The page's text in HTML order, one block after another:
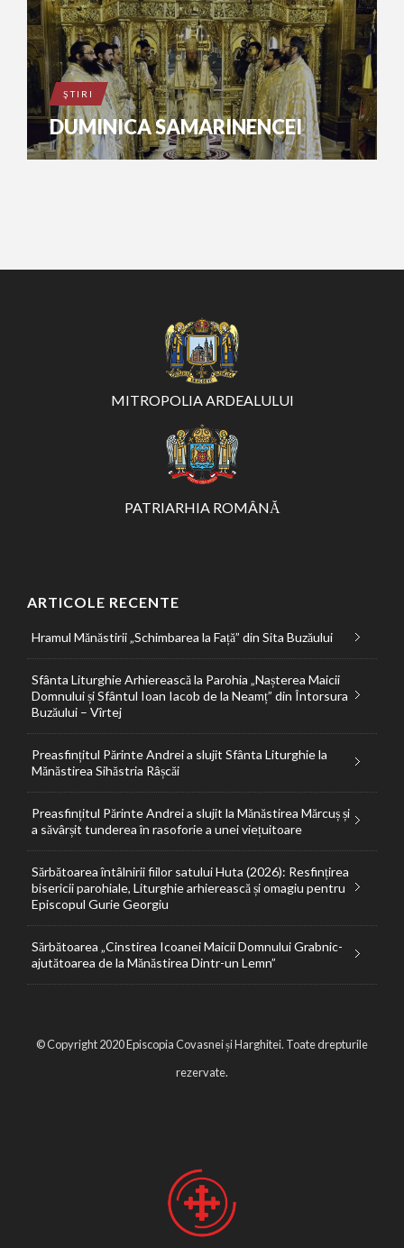
ŞTIRI
DUMINICA SAMARINENCEI
MITROPOLIA ARDEALULUI
PATRIARHIA ROMÂNĂ
ARTICOLE RECENTE
Hramul Mănăstirii „Schimbarea la Față” din Sita Buzăului
Sfânta Liturghie Arhierească la Parohia „Nașterea Maicii
Domnului și Sfântul Ioan Iacob de la Neamț” din Întorsura
Buzăului – Vîrtej
Preasfințitul Părinte Andrei a slujit Sfânta Liturghie la
Mănăstirea Sihăstria Râșcăi
Preasfințitul Părinte Andrei a slujit la Mănăstirea Mărcuș și
a săvârșit tunderea în rasoforie a unei viețuitoare
Sărbătoarea întâlnirii fiilor satului Huta (2026): Resfințirea
bisericii parohiale, Liturghie arhierească și omagiu pentru
Episcopul Gurie Georgiu
Sărbătoarea „Cinstirea Icoanei Maicii Domnului Grabnic-
ajutătoarea de la Mănăstirea Dintr-un Lemn”
© Copyright 2020 Episcopia Covasnei și Harghitei. Toate drepturile
rezervate.